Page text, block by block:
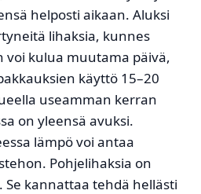
helposti aikaan. Aluksi
lihaksia, kunnes
voi kulua muutama päivä,
käyttö 15–20
useamman kerran
on yleensä avuksi.
lämpö voi antaa
Pohjelihaksia on
Se kannattaa tehdä hellästi